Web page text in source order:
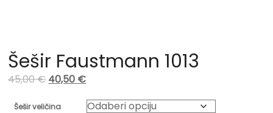
Šešir Faustmann 1013
45,00€40,50 €
Šešir veličina